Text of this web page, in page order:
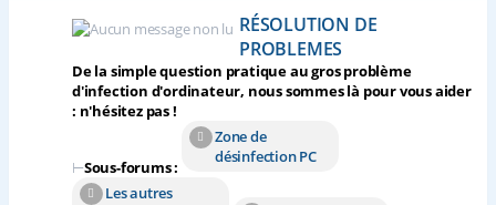
RÉSOLUTION DE
PROBLEMES
De la simple question pratique au gros problème
d'infection d'ordinateur, nous sommes là pour vous aider
: n'hésitez pas !
⊢Sous-forums :
Zone de
désinfection PC
Les autres